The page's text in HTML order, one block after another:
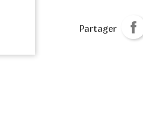
Partager